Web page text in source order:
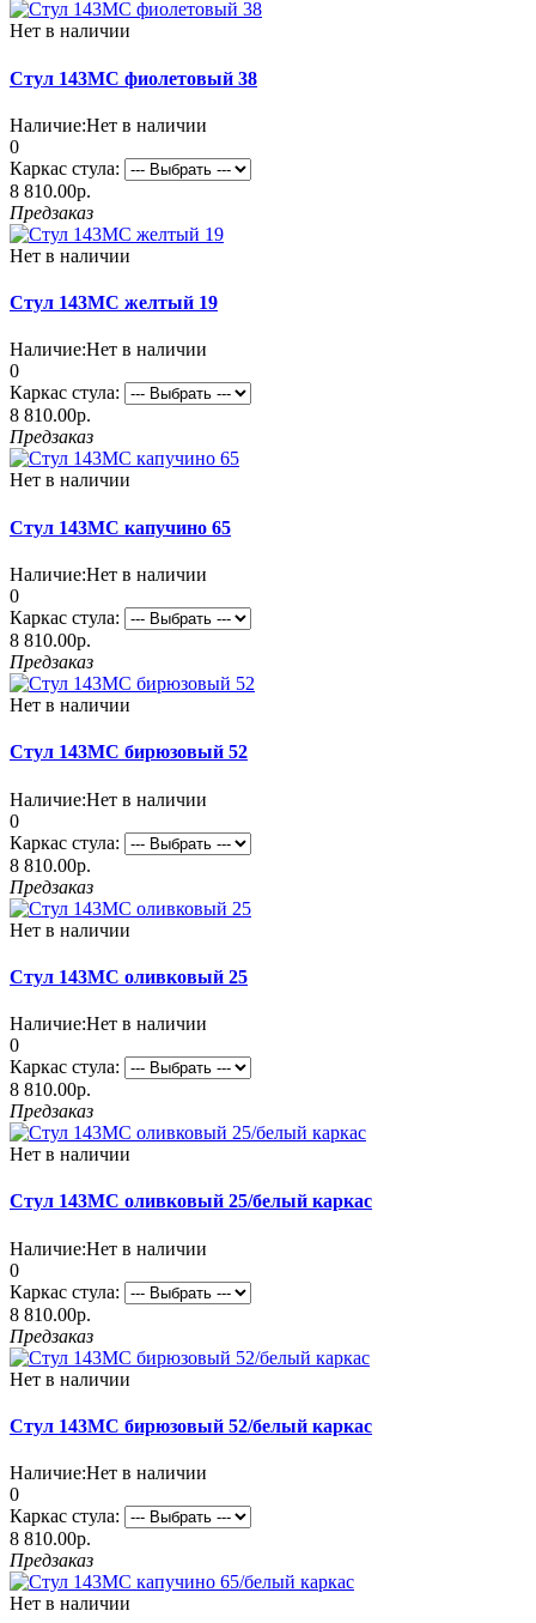
Нет в наличии
Стул 143МС фиолетовый 38
Наличие:Нет в наличии
0
Каркас стула:
8 810.00р.
Предзаказ
Нет в наличии
Стул 143МС желтый 19
Наличие:Нет в наличии
0
Каркас стула:
8 810.00р.
Предзаказ
Нет в наличии
Стул 143МС капучино 65
Наличие:Нет в наличии
0
Каркас стула:
8 810.00р.
Предзаказ
Нет в наличии
Стул 143МС бирюзовый 52
Наличие:Нет в наличии
0
Каркас стула:
8 810.00р.
Предзаказ
Нет в наличии
Стул 143МС оливковый 25
Наличие:Нет в наличии
0
Каркас стула:
8 810.00р.
Предзаказ
Нет в наличии
Стул 143МС оливковый 25/белый каркас
Наличие:Нет в наличии
0
Каркас стула:
8 810.00р.
Предзаказ
Нет в наличии
Стул 143МС бирюзовый 52/белый каркас
Наличие:Нет в наличии
0
Каркас стула:
8 810.00р.
Предзаказ
Нет в наличии